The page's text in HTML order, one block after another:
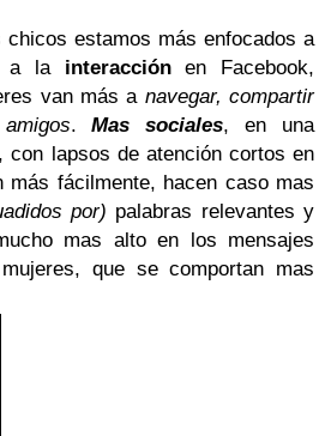
estamos más enfocados a
a la interacciónen Facebook,
van más a navegar, compartir
.Mas sociales, en una
con lapsos de atención cortos en
más fácilmente, hacen caso mas
por) palabras relevantes y
mas alto en los mensajes
que se comportan mas